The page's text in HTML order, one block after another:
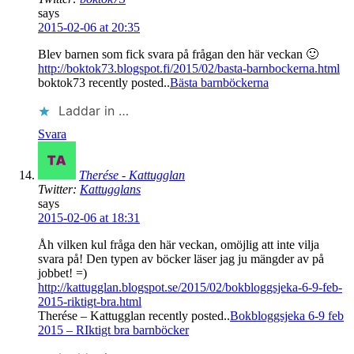
says
2015-02-06 at 20:35
Blev barnen som fick svara på frågan den här veckan 🙂
http://boktok73.blogspot.fi/2015/02/basta-barnbockerna.html
boktok73 recently posted..Bästa barnböckerna
Laddar in …
Svara
Therése - Kattugglan
Twitter: Kattugglans
says
2015-02-06 at 18:31
Åh vilken kul fråga den här veckan, omöjlig att inte vilja
svara på! Den typen av böcker läser jag ju mängder av på
jobbet! =)
http://kattugglan.blogspot.se/2015/02/bokbloggsjeka-6-9-feb-
2015-riktigt-bra.html
Therése – Kattugglan recently posted..Bokbloggsjeka 6-9 feb
2015 – RIktigt bra barnböcker